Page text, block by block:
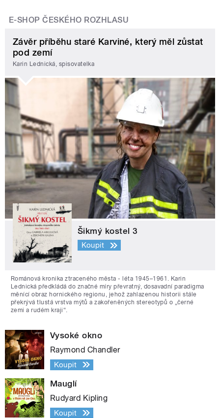
E-SHOP ČESKÉHO ROZHLASU
Závěr příběhu staré Karviné, který měl zůstat
pod zemí
Karin Lednická, spisovatelka
Šikmý kostel 3
Koupit
Románová kronika ztraceného města - léta 1945–1961. Karin
Lednická předkládá do značné míry převratný, dosavadní paradigma
měnící obraz hornického regionu, jehož zahlazenou historii stále
překrývá tlustá vrstva mýtů a zakořeněných stereotypů o „černé
zemi a rudém kraji“.
Vysoké okno
Raymond Chandler
Koupit
Mauglí
Rudyard Kipling
Koupit